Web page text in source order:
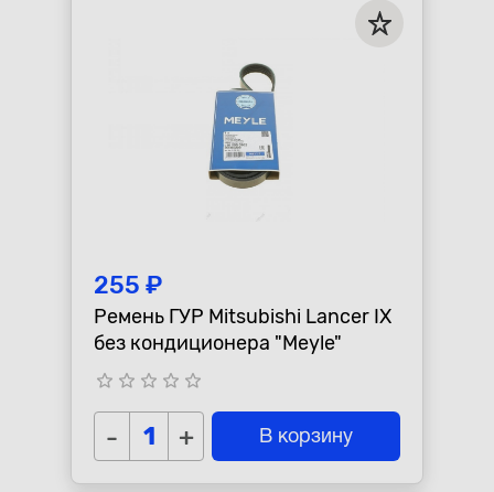
255 ₽
Ремень ГУР Mitsubishi Lancer IX
без кондиционера "Meyle"
star_border star_border star_border star_border star_border
- + В корзину